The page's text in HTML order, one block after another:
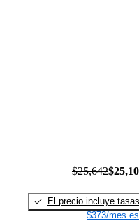
$25,642
El precio incluye tasas
$373/mes